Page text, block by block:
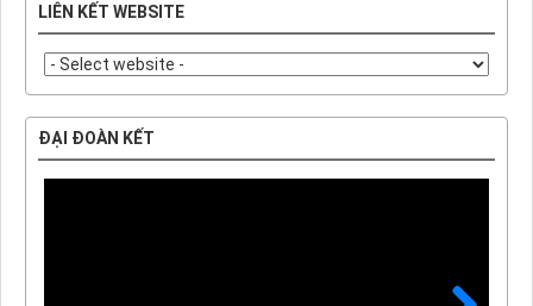
LIÊN KẾT WEBSITE
ĐẠI ĐOÀN KẾT